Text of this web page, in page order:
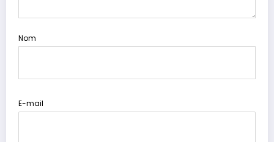
Nom
E-mail